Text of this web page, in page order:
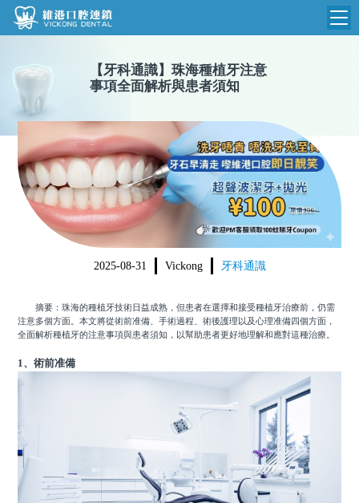
維港首頁
品牌介紹
環境設備
醫院新聞
收費標準
N
收費總表
植牙收費
根管收費
美學收費
箍牙收費
醫生團隊
門診時間
【 牙科通識】 珠海種植牙注意
事項全面解析與患者須知
2025-08-31 Vickong 牙科通識
摘要：珠海的種植牙技術日益成熟，但患者在選擇和接受種植牙治療前，仍需
注意多個方面。本文將從術前准備、手術過程、術後護理以及心理准備四個方面，
全面解析種植牙的注意事項與患者須知，以幫助患者更好地理解和應對這種治療。
1、術前准備